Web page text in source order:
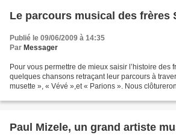
Le parcours musical des frères
Publié le 09/06/2009 à 14:35
Par Messager
Pour vous permettre de mieux saisir l’histoire des
quelques chansons retraçant leur parcours à
musette », « Vévé »,et « Parions ». Nous
Paul Mizele, un grand artiste